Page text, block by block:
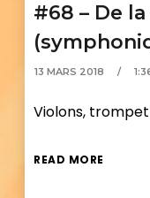
#68 – De
13 MARS 2018
Violons,
READ MORE